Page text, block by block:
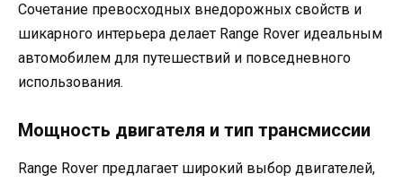
Сочетание превосходных внедорожных свойств и
шикарного интерьера делает Range Rover идеальным
автомобилем для путешествий и повседневного
использования.
Мощность двигателя и тип трансмиссии
Range Rover предлагает широкий выбор двигателей,